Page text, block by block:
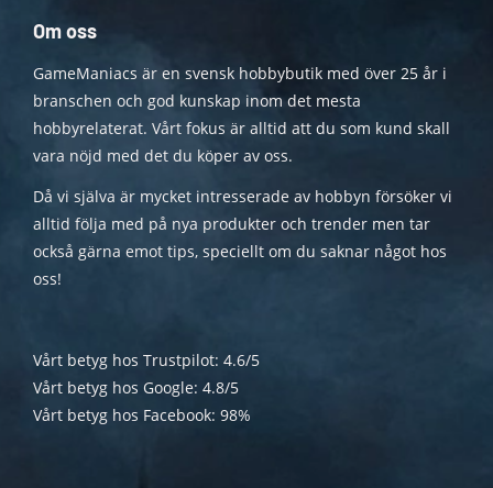
Om oss
GameManiacs är en svensk hobbybutik med över 25 år i
branschen och god kunskap inom det mesta
hobbyrelaterat. Vårt fokus är alltid att du som kund skall
vara nöjd med det du köper av oss.
Då vi själva är mycket intresserade av hobbyn försöker vi
alltid följa med på nya produkter och trender men tar
också gärna emot tips, speciellt om du saknar något hos
oss!
Vårt betyg hos Trustpilot: 4.6/5
Vårt betyg hos Google: 4.8/5
Vårt betyg hos Facebook: 98%